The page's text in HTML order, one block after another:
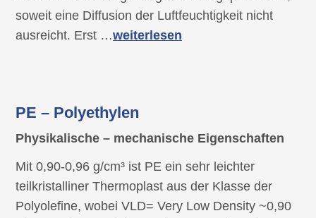
soweit eine Diffusion der Luftfeuchtigkeit nicht
ausreicht. Erst …weiterlesen
PE – Polyethylen
Physikalische – mechanische Eigenschaften
Mit 0,90-0,96 g/cm³ ist PE ein sehr leichter
teilkristalliner Thermoplast aus der Klasse der
Polyolefine, wobei VLD= Very Low Density ~0,90